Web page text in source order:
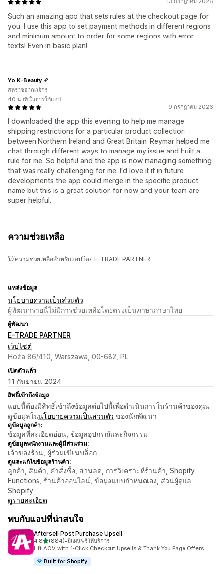
13 กรกฎาคม 2026
Such an amazing app that sets rules at the checkout page for
you. I use this app to set payment methods in different regions
and minimum amount to order for some regions with error
texts! Even in basic plan!
9 กรกฎาคม 2026
I downloaded the app this evening to help me manage
shipping restrictions for a particular product collection
between Northern Ireland and Great Britain. Reymar helped me
chat through different ways to manage my issue and built a
rule for me. So helpful and the app is now managing something
that was really challenging for me. I'd love it if in future
developments the app could merge in the specific product
name but this is a great solution for now and your team are
super helpful.
Yo K-Beauty
สหราชอาณาจักร
40 นาที ในการใช้แอป
ความช่วยเหลือ
ให้ความช่วยเหลือสำหรับแอปโดย E-TRADE PARTNER
แหล่งข้อมูล
นโยบายความเป็นส่วนตัว
ผู้พัฒนารายนี้ไม่มีการช่วยเหลือโดยตรงเป็นภาษาภาษาไทย
ผู้พัฒนา
E-TRADE PARTNER
เว็บไซต์
Hoża 86/410, Warszawa, 00-682, PL
เปิดตัวแล้ว
11 กันยายน 2024
สิทธิ์เข้าถึงข้อมูล
แอปนี้ต้องมีสิทธิ์เข้าถึงข้อมูลต่อไปนี้เพื่อดำเนินการในร้านค้าของคุณ
ดูข้อมูลในนโยบายความเป็นส่วนตัว ของนักพัฒนา
ดูข้อมูลลูกค้า:
ข้อมูลที่ละเอียดอ่อน, ข้อมูลอุปกรณ์และกิจกรรม
ดูข้อมูลพนักงานและผู้มีส่วนร่วม:
เจ้าของร้าน, ผู้ร่วมเขียนบล็อก
ดูและแก้ไขข้อมูลร้านค้า:
ลูกค้า, สินค้า, คำสั่งซื้อ, ส่วนลด, การวิเคราะห์ร้านค้า, Shopify
Functions, ร้านค้าออนไลน์, ข้อมูลแบบกำหนดเอง, ส่วนผู้ดูแล
Shopify
ดูรายละเอียด
พบกับแอปที่น่าสนใจ
Aftersell Post Purchase Upsell
4.8เต็ม 5 ดาว
(884)
ทั้งหมด 884 รีวิว
•มีแผนฟรีให้บริการ
Lift AOV with 1-Click Checkout Upsells & Thank You Page Offers
Built for Shopify